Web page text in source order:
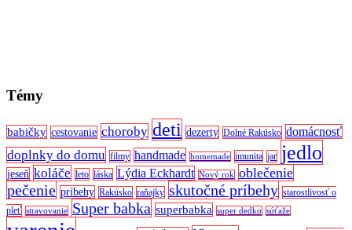
Témy
babičky cestovanie choroby deti dezerty Dolné Rakúsko domácnosť
doplnky do domu filmy handmade homemade imunita jar jedlo
jeseň koláče leto láska Lýdia Eckhardt Nový rok oblečenie
pečenie príbehy Rakúsko raňajky skutočné príbehy starostlivosť o
pleť stravovanie Super babka superbabka super dedko súťaže